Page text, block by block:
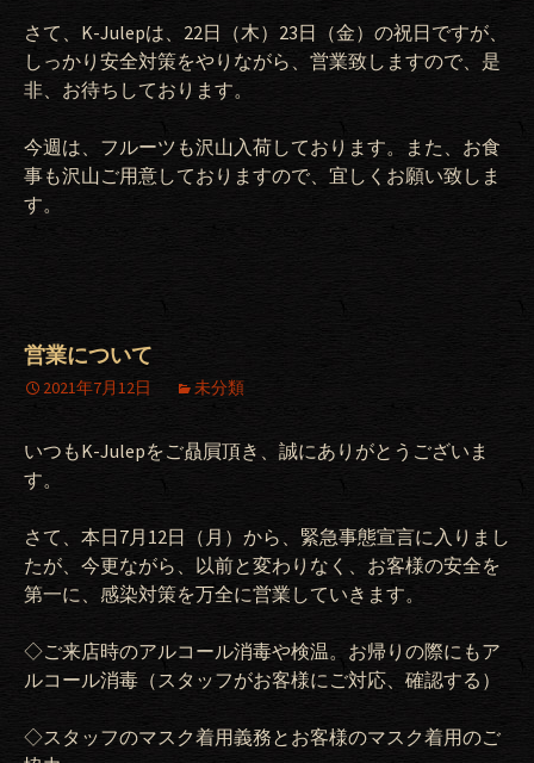
さて、K-Julepは、22日（木）23日（金）の祝日ですが、
しっかり安全対策をやりながら、営業致しますので、是
非、お待ちしております。
今週は、フルーツも沢山入荷しております。また、お食
事も沢山ご用意しておりますので、宜しくお願い致しま
す。
営業について
2021年7月12日 未分類
いつもK-Julepをご贔屓頂き、誠にありがとうございま
す。
さて、本日7月 12日（月）から、緊急事態宣言に入りまし
たが、今更ながら、以前と変わりなく、お客様の安全を
第一に、感染対策を万全に営業していきます。
◇ご来店時のアルコール消毒や検温。お帰りの際にもア
ルコール消毒（スタッフがお客様にご対応、確認する）
◇スタッフのマスク着用義務とお客様のマスク着用のご